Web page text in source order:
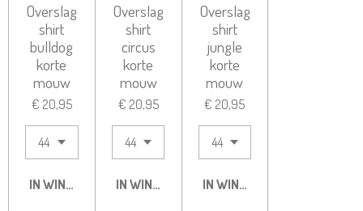
Overslag
shirt
bulldog
korte
mouw
€ 20,95
IN WINKELWAGEN
Overslag
shirt
circus
korte
mouw
€ 20,95
IN WINKELWAGEN
Overslag
shirt
jungle
korte
mouw
€ 20,95
IN WINKELWAGEN